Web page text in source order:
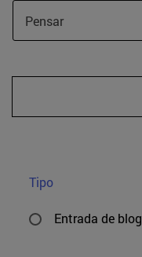
Pensar
Tipo
Entrada de blog